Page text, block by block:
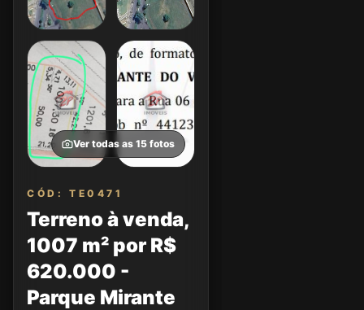
Ver todas as 15 fotos
CÓD: TE0471
Terreno à venda,
1007 m² por R$
620.000 -
Parque Mirante